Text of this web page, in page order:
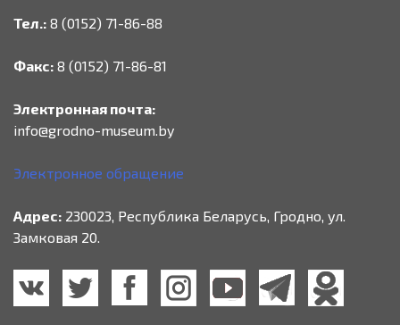
Тел.: 8 (0152) 71-86-88
Факс: 8 (0152) 71-86-81
Электронная почта:
info@grodno-museum.by
Электронное обращение
Адрес: 230023, Республика Беларусь, Гродно, ул.
Замковая 20.